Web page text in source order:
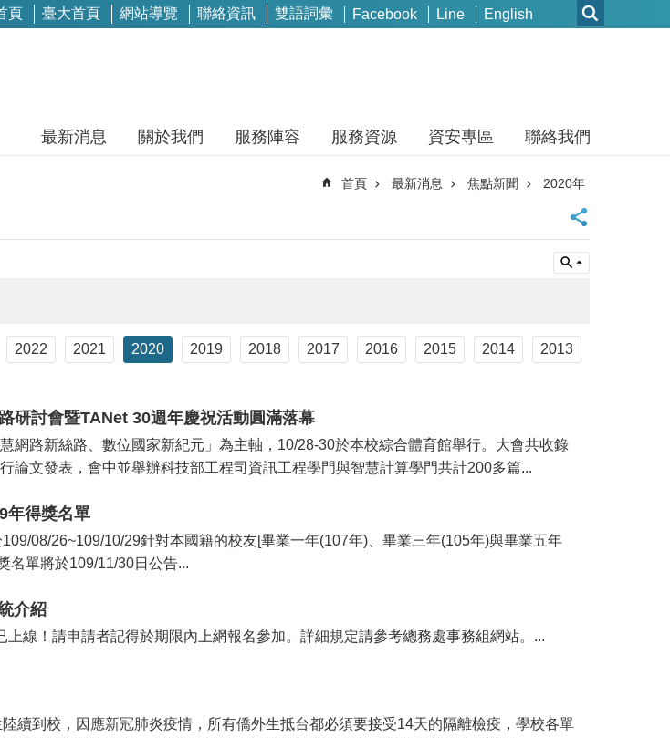
頁 臺大首頁 網站導覽 聯絡資訊 雙語詞彙 Facebook Line English
最新消息 關於我們 服務陣容 服務資源 資安專區 聯絡我們
首頁 最新消息 焦點新聞 2020年
2022 2021 2020 2019 2018 2017 2016 2015 2014 2013
研討會暨TANet 30週年慶祝活動圓滿落幕
網路新絲路、數位國家新紀元」為主軸，10/28-30於本校綜合體育館舉行。大會共收錄
論文發表，會中並舉辦科技部工程司資訊工程學門與智慧計算學門共計200多篇...
年得獎名單
08/26~109/10/29針對本國籍的校友[畢業一年(107年)、畢業三年(105年)與畢業五年
名單將於109/11/30日公告...
介紹
上線！請申請者記得於期限內上網報名參加。詳細規定請參考總務處事務組網站。...
續到校，因應新冠肺炎疫情，所有僑外生抵台都必須要接受14天的隔離檢疫，學校各單